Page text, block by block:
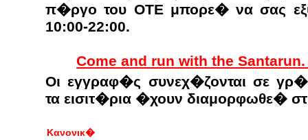
π�ργο του ΟΤΕ μπορε� να σας
10:00-22:00.
Come and run with the
Οι εγγραφ�ς συνεχ�ζονται σε
τα εισιτ�ρια �χουν διαμορφωθε�
Κανονικ�